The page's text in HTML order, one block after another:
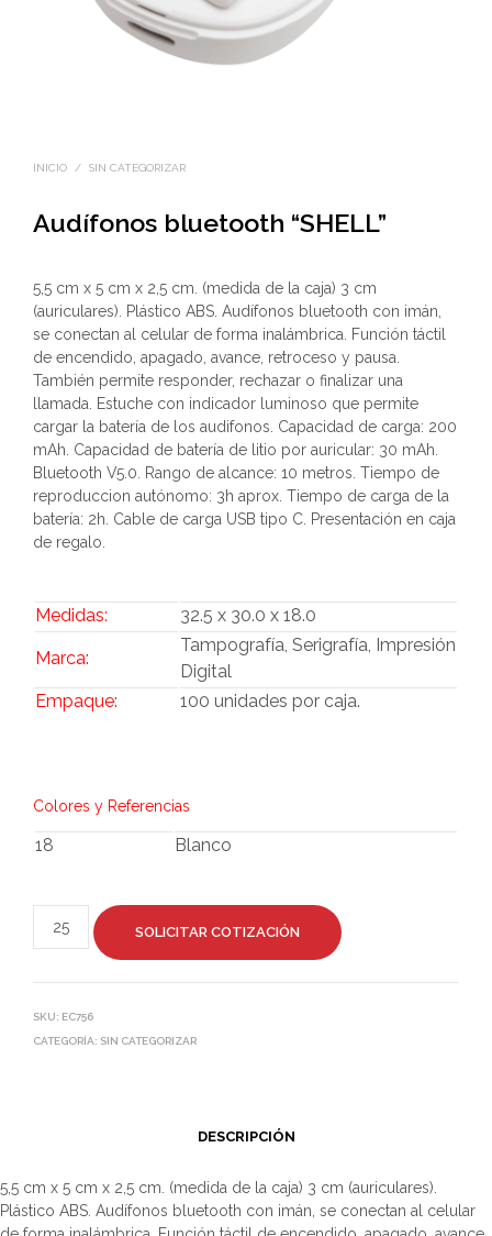
INICIO / SIN CATEGORIZAR
Audífonos bluetooth “SHELL”
5,5 cm x 5 cm x 2,5 cm. (medida de la caja) 3 cm
(auriculares). Plástico ABS. Audífonos bluetooth con imán,
se conectan al celular de forma inalámbrica. Función táctil
de encendido, apagado, avance, retroceso y pausa.
También permite responder, rechazar o finalizar una
llamada. Estuche con indicador luminoso que permite
cargar la batería de los audifonos. Capacidad de carga: 200
mAh. Capacidad de batería de litio por auricular: 30 mAh.
Bluetooth V5.0. Rango de alcance: 10 metros. Tiempo de
reproduccion autónomo: 3h aprox. Tiempo de carga de la
batería: 2h. Cable de carga USB tipo C. Presentación en caja
de regalo.
Medidas: 32.5 x 30.0 x 18.0
Marca:
Tampografía, Serigrafía, Impresión
Digital
Empaque:
100 unidades por caja.
Colores y Referencias
18 Blanco
SOLICITAR COTIZACIÓN
SKU: EC756
CATEGORÍA: SIN CATEGORIZAR
DESCRIPCIÓN
5,5 cm x 5 cm x 2,5 cm. (medida de la caja) 3 cm (auriculares).
Plástico ABS. Audífonos bluetooth con imán, se conectan al celular